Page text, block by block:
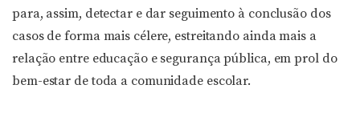
para, assim, detectar e dar seguimento à conclusão dos
casos de forma mais célere, estreitando ainda mais a
relação entre educação e segurança pública, em prol do
bem-estar de toda a comunidade escolar.